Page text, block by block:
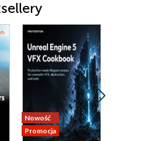
Nowość
Promocja